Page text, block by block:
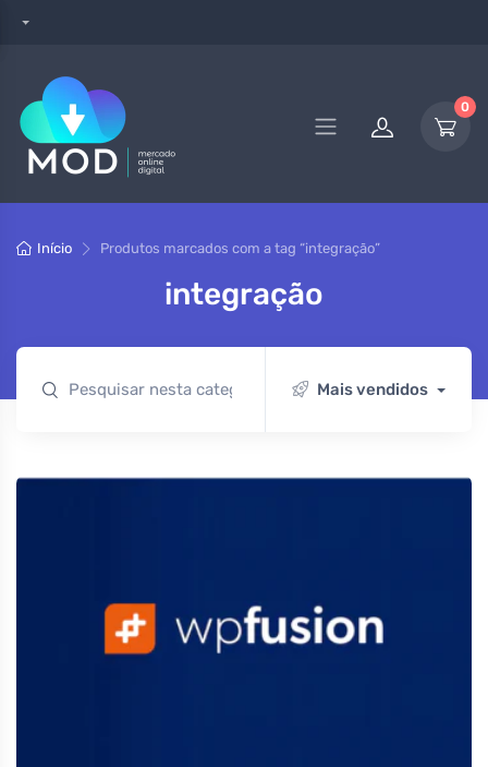
0
Início Produtos marcados com a tag “integração”
integração
Mais vendidos